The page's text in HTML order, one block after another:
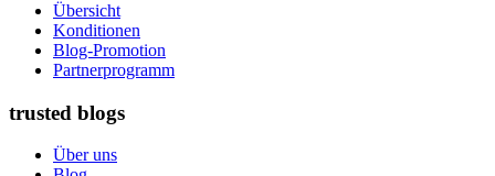
Übersicht
Konditionen
Blog-Promotion
Partnerprogramm
trusted blogs
Über uns